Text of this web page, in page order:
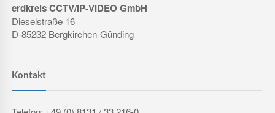
erdkreis CCTV/IP-VIDEO GmbH
Dieselstraße 16
D-85232 Bergkirchen-Günding
Kontakt